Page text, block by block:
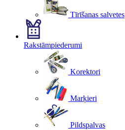
Tīrīšanas salvetes
Rakstāmpiederumi
Korektori
Marķieri
Pildspalvas